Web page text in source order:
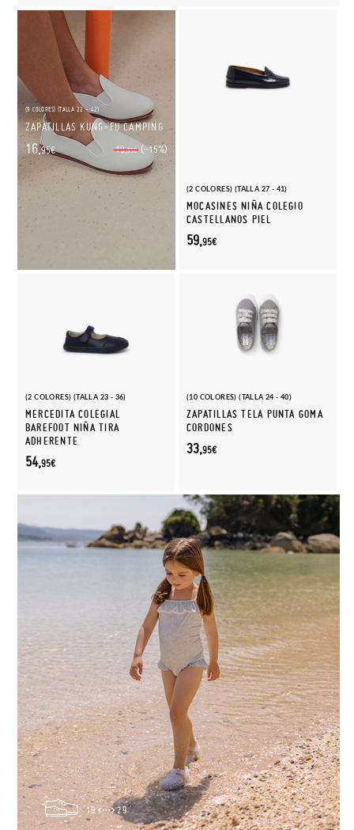
(9 COLORES) (TALLA 22 - 42)
ZAPATILLAS KUNG-FU CAMPING
19,95€ (-15%)
16,95€
(2 COLORES) (TALLA 27 - 41)
MOCASINES NIÑA COLEGIO
CASTELLANOS PIEL
59,95€
(2 COLORES) (TALLA 23 - 36)
MERCEDITA COLEGIAL
BAREFOOT NIÑA TIRA
ADHERENTE
54,95€
(10 COLORES) (TALLA 24 - 40)
ZAPATILLAS TELA PUNTA GOMA
CORDONES
33,95€
19 29